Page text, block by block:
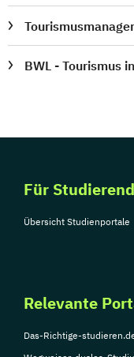
BWL - Tourismus
Für
Übersicht Studienportale
Relevante
Das-Richtige-